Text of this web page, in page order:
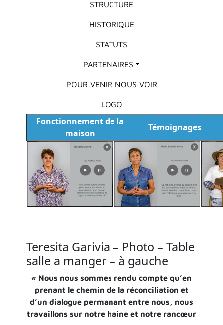
STRUCTURE
HISTORIQUE
STATUTS
PARTENAIRES
POUR VENIR NOUS VOIR
LOGO
Fonctionnement de la
maison
Témoignages
Teresita Garivia – Photo – Table
salle a manger – à gauche
« Nous nous sommes rendu compte qu’en
prenant le chemin de la réconciliation et
d’un dialogue permanant entre nous, nous
travaillons sur notre haine et notre rancœur